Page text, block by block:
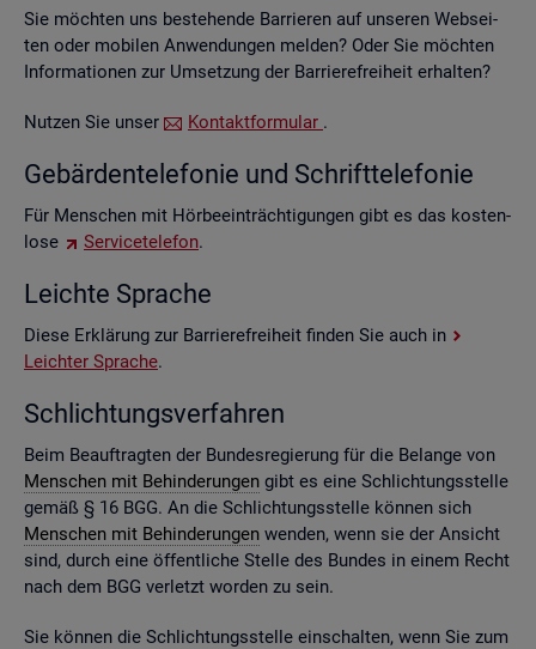
Sie möch­ten uns be­stehen­de Bar­rie­ren auf un­se­ren Web­sei­
ten oder mo­bi­len An­wen­dun­gen mel­den? Oder Sie möch­ten
In­for­ma­tio­nen zur Um­set­zung der Bar­rie­re­frei­heit er­hal­ten?
Nut­zen Sie unser Kon­takt­for­mu­lar .
Ge­bär­den­te­le­fo­nie und Schrift­te­le­fo­nie
Für Men­schen mit Hör­be­ein­träch­ti­gun­gen gibt es das kos­ten­
lo­se
Ser­vice­te­le­fon.
Leich­te Spra­che
Diese Er­klä­rung zur Bar­rie­re­frei­heit fin­den Sie auch in
Leich­ter Spra­che.
Schlich­tungs­ver­fah­ren
Beim Be­auf­trag­ten der Bun­des­re­gie­rung für die Be­lan­ge von
Men­schen mit Be­hin­de­run­gen gibt es eine Schlich­tungs­stel­le
gemäß § 16 BGG. An die Schlich­tungs­stel­le kön­nen sich
Men­schen mit Be­hin­de­run­gen wen­den, wenn sie der An­sicht
sind, durch eine öf­fent­li­che Stel­le des Bun­des in einem Recht
nach dem BGG ver­letzt wor­den zu sein.
Sie kön­nen die Schlich­tungs­stel­le ein­schal­ten, wenn Sie zum